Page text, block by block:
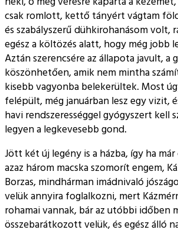
csak romlott, kettő tányért vágtam
és szabályszerű dühkirohanásom volt,
egész a költözés alatt, hogy még jobb
Aztán szerencsére az állapota javult, a
köszönhetően, amik nem mintha
kisebb vagyonba belekerültek. Most
felépült, még januárban lesz egy vizit,
havi rendszerességgel gyógyszert kell
legyen a legkevesebb gond.
Jött két új legény is a házba, így ha
azaz három macska szomorít engem,
Borzas, mindhárman imádnivaló
velük annyira foglalkozni, mert
rohamai vannak, bár az utóbbi időben
összebarátkozott velük, és egész álló